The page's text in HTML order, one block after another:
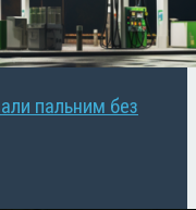
пальним без